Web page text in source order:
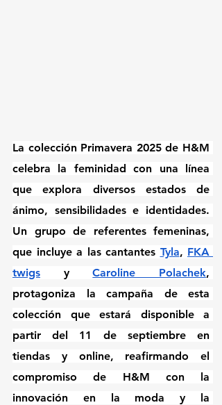
La colección Primavera 2025 de H&M
celebra la feminidad con una línea
que explora diversos estados de
ánimo, sensibilidades e identidades.
Un grupo de referentes femeninas,
que incluye a las cantantes Tyla, FKA
twigs y Caroline Polachek,
protagoniza la campaña de esta
colección que estará disponible a
partir del 11 de septiembre en
tiendas y online, reafirmando el
compromiso de H&M con la
innovación en la moda y la